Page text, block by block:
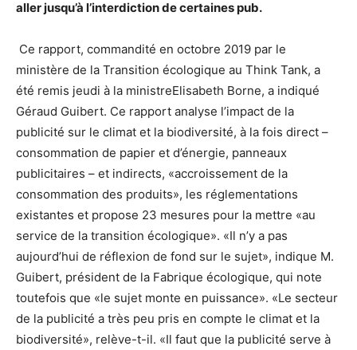
aller jusqu’à l’interdiction de certaines pub.
Ce rapport, commandité en octobre 2019 par le
ministère de la Transition écologique au Think Tank, a
été remis jeudi à la ministreElisabeth Borne, a indiqué
Géraud Guibert. Ce rapport analyse l’impact de la
publicité sur le climat et la biodiversité, à la fois direct –
consommation de papier et d’énergie, panneaux
publicitaires – et indirects, «accroissement de la
consommation des produits», les réglementations
existantes et propose 23 mesures pour la mettre «au
service de la transition écologique». «Il n’y a pas
aujourd’hui de réflexion de fond sur le sujet», indique M.
Guibert, président de la Fabrique écologique, qui note
toutefois que «le sujet monte en puissance». «Le secteur
de la publicité a très peu pris en compte le climat et la
biodiversité», relève-t-il. «Il faut que la publicité serve à